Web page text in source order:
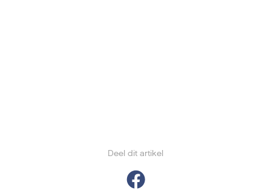
Deel dit artikel